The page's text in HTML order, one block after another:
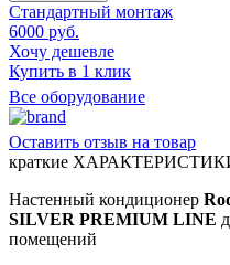
Стандартный монтаж
6000 руб.
Хочу дешевле
Купить в 1 клик
Все оборудование
Оставить отзыв на товар
краткие
Настенный кондиционер
SILVER PREMIUM LINE
помещений